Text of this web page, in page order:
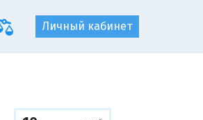
Личный кабинет